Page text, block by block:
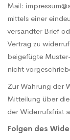
Mail:
mittels einer
versandter Brief
Vertrag zu
beigefügte
nicht
Zur Wahrung der
Mitteilung über
der Widerrufsfrist
Folgen des